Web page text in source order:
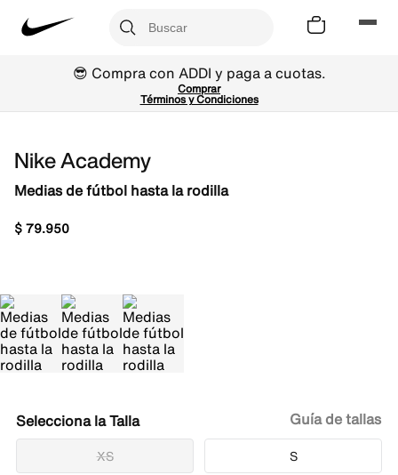
😎 Compra con ADDI y paga a cuotas.
Comprar
Términos y Condiciones
Nike Academy
Medias de fútbol hasta la rodilla
$79.950
Talla
XS S
Guía de tallas